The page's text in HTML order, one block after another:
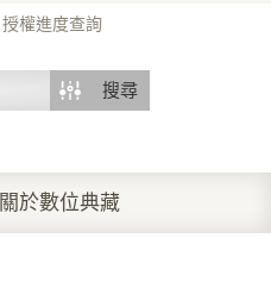
授權進度查詢
搜尋
關於數位典藏